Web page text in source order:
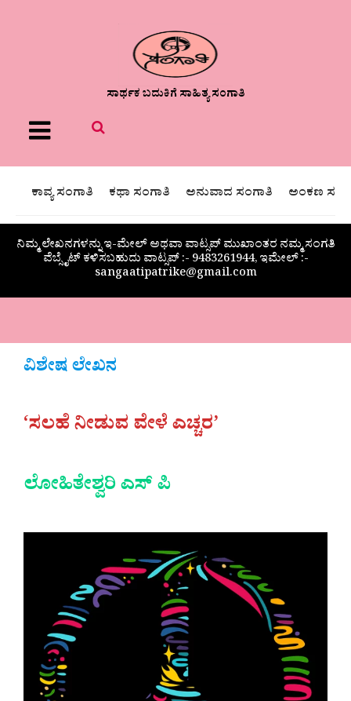
ಸಾರ್ಥಕ ಬದುಕಿಗೆ ಸಾಹಿತ್ಯ ಸಂಗಾತಿ
Menu
ಕಾವ್ಯ ಸಂಗಾತಿ ಕಥಾ ಸಂಗಾತಿ ಅನುವಾದ ಸಂಗಾತಿ ಅಂಕಣ
ನಿಮ್ಮ ಲೇಖನಗಳನ್ನು ಇ-ಮೇಲ್ ಅಥವಾ ವಾಟ್ಸಪ್ ಮುಖಾಂತರ ನಮ್ಮ ಸಂಗತಿ
ವೆಬ್ಸೈಟ್ ಕಳಿಸಬಹುದು ವಾಟ್ಸಪ್‌ :- 9483261944, ಇಮೇಲ್ :-
sangaatipatrike@gmail.com
ವಿಶೇಷ ಲೇಖನ
‘ಸಲಹೆ ನೀಡುವ ವೇಳೆ ಎಚ್ಚರ’
ಲೋಹಿತೇಶ್ವರಿ ಎಸ್ ಪಿ